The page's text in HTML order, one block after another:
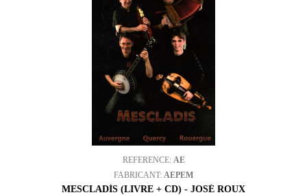
REFERENCE: AE
FABRICANT: AEPEM
MESCLADÍS (LIVRE + CD) - JOSÉ ROUX